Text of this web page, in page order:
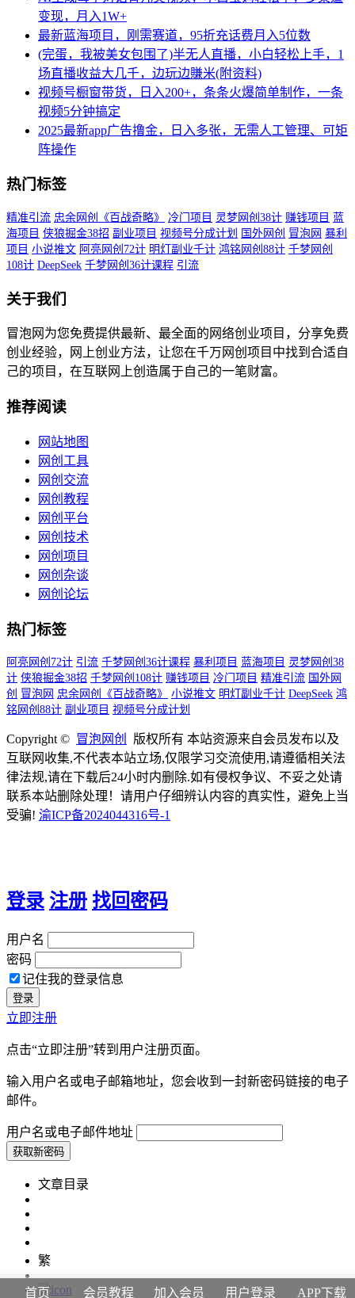
变现，月入1W+
最新蓝海项目，刚需赛道，95折充话费月入5位数
(完蛋，我被美女包围了)半无人直播，小白轻松上手，1
场直播收益大几千，边玩边賺米(附资料)
视频号橱窗带货，日入200+，条条火爆简单制作，一条
视频5分钟搞定
2025最新app广告撸金，日入多张，无需人工管理、可矩
阵操作
热门标签
精准引流 忠余网创《百战奇略》 冷门项目 灵梦网创38计 赚钱项目 蓝
海项目 侠狼掘金38招 副业项目 视频号分成计划 国外网创 冒泡网 暴利
项目 小说推文 阿亮网创72计 明灯副业千计 鸿铭网创88计 千梦网创
108计 DeepSeek 千梦网创36计课程 引流
关于我们
冒泡网为您免费提供最新、最全面的网络创业项目，分享免费
创业经验，网上创业方法，让您在千万网创项目中找到合适自
己的项目，在互联网上创造属于自己的一笔财富。
推荐阅读
网站地图
网创工具
网创交流
网创教程
网创平台
网创技术
网创项目
网创杂谈
网创论坛
热门标签
阿亮网创72计 引流 千梦网创36计课程 暴利项目 蓝海项目 灵梦网创38
计 侠狼掘金38招 千梦网创108计 赚钱项目 冷门项目 精准引流 国外网
创 冒泡网 忠余网创《百战奇略》 小说推文 明灯副业千计 DeepSeek 鸿
铭网创88计 副业项目 视频号分成计划
首页 会员教程 加入会员 用户登录 APP下载
Copyright © 冒泡网创
版权所有 本站资源来自会员发布以及
互联网收集,不代表本站立场,仅限学习交流使用,请遵循相关法
律法规,请在下载后24小时内删除.如有侵权争议、不妥之处请
联系本站删除处理！请用户仔细辨认内容的真实性，避免上当
受骗! 渝ICP备2024044316号-1
登录 注册 找回密码
用户名
密码
记住我的登录信息
立即注册
点击“立即注册”转到用户注册页面。
输入用户名或电子邮箱地址，您会收到一封新密码链接的电子
邮件。
用户名或电子邮件地址
文章目录
繁